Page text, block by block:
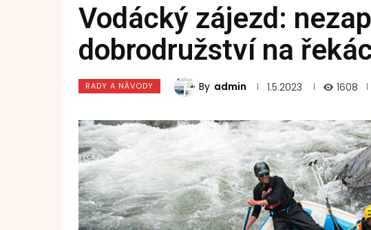
Vodácký zájezd:
dobrodružství na
RADY A NÁVODY By admin 1.5.2023 1608